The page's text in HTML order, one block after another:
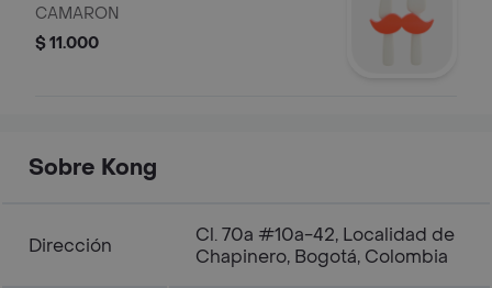
CAMARON
$ 11.000
Sobre Kong
Dirección
Cl. 70a #10a-42, Localidad de
Chapinero, Bogotá, Colombia